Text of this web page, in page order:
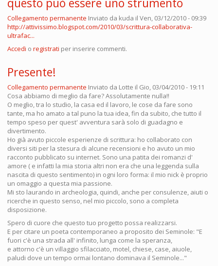
Collegamento permanente Inviato da kuda il Ven, 03/12/2010 - 09:39
http://attivissimo.blogspot.com/2010/03/scrittura-collaborativa-
ultrafac...
Accedi o registrati per inserire commenti.
Presente!
Collegamento permanente Inviato da Lotte il Gio, 03/04/2010 - 19:11
Cosa abbiamo di meglio da fare? Assolutamente nulla!!
O meglio, tra lo studio, la casa ed il lavoro, le cose da fare sono
tante, ma ho amato a tal puno la tua idea, fin da subito, che tutto il
tempo speso per quest' avventura sarà solo di guadagno e
divertimento.
Ho già avuto piccole esperienze di scrittura: ho collaborato con
diversi siti per la stesura di alcune recensioni e ho avuto un mio
racconto pubblicato su internet. Sono una patita dei romanzi d'
amore ( e infatti la mia storia altri non era che una leggenda sulla
nascita di questo sentimento) in ogni loro forma: il mio nick è proprio
un omaggio a questa mia passione.
Mi sto laurando in archeologia, quindi, anche per consulenze, aiuti o
ricerche in questo senso, nel mio piccolo, sono a completa
disposizione.
Spero di cuore che questo tuo progetto possa realizzarsi.
E per citare un poeta contemporaneo a proposito dei Seminole: "E
fuori c'è una strada all' infinito, lunga come la speranza,
e attorno c'è un villaggio sfilacciato, motel, chiese, case, aiuole,
paludi dove un tempo ormai lontano dominava il Seminole..."